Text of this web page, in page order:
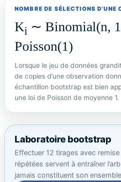
NOMBRE DE SÉLECTIONS D’UNE
Ki ∼ Binomial(n,
Poisson(1)
Lorsque le jeu de données
de copies d’une observation
échantillon bootstrap est bien
une loi de Poisson de moyenne 1.
Laboratoire bootstrap
Effectuer 12 tirages avec
répétées servent à entraîner
jamais constituent son